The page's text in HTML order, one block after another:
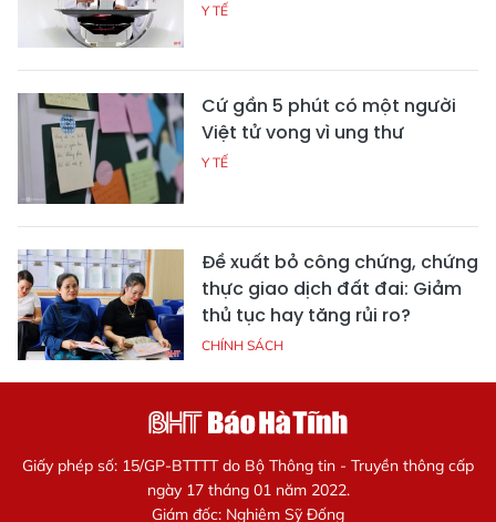
Y TẾ
Cứ gần 5 phút có một người
Việt tử vong vì ung thư
Y TẾ
Đề xuất bỏ công chứng, chứng
thực giao dịch đất đai: Giảm
thủ tục hay tăng rủi ro?
CHÍNH SÁCH
Giấy phép số: 15/GP-BTTTT do Bộ Thông tin - Truyền thông cấp
ngày 17 tháng 01 năm 2022.
Giám đốc: Nghiêm Sỹ Đống